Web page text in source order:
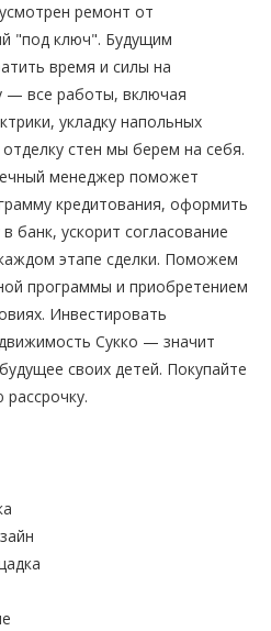
ремонт от
"под ключ". Будущим
время и силы на
— все работы, включая
укладку напольных
стен мы берем на себя.
менеджер поможет
кредитования, оформить
банк, ускорит согласование
этапе сделки. Поможем
программы и приобретением
Инвестировать
Сукко — значит
своих детей. Покупайте